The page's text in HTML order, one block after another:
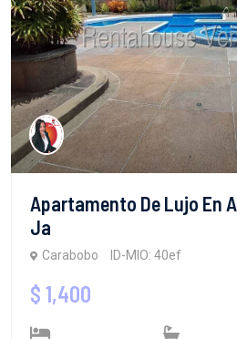
Apartamento De Lujo En
Ja
Carabobo ID-MIO: 40ef
$ 1,400